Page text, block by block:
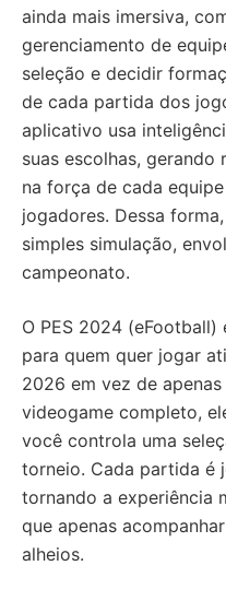
ainda mais imersiva,
gerenciamento de
seleção e decidir
de cada partida dos
aplicativo usa
suas escolhas, gerando
na força de cada
jogadores. Dessa
simples simulação,
campeonato.
O PES 2024
para quem quer jogar
2026 em vez de
videogame completo,
você controla uma
torneio. Cada partida é
tornando a experiência
que apenas
alheios.